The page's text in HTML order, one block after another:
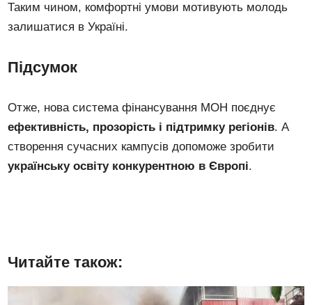
Таким чином, комфортні умови мотивують молодь
залишатися в Україні.
Підсумок
Отже, нова система фінансування МОН поєднує
ефективність, прозорість і підтримку регіонів. А
створення сучасних кампусів допоможе зробити
українську освіту конкурентною в Європі.
Читайте також: